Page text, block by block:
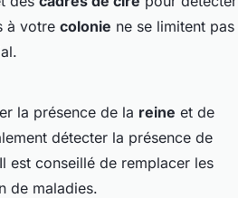
à votre colonie ne se limitent pas
la présence de la reine et de
détecter la présence de
est conseillé de remplacer les
de maladies.